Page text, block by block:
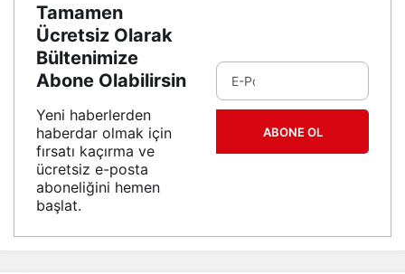
Tamamen
Ücretsiz Olarak
Bültenimize
Abone Olabilirsin
Yeni haberlerden
haberdar olmak için
fırsatı kaçırma ve
ücretsiz e-posta
aboneliğini hemen
başlat.
ABONE OL